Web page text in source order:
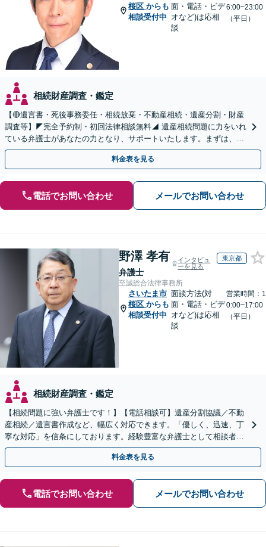
桜区 からも
相談受付中
面・電話・ビデ
オなど)は応相
談
6:00~23:00
（平日）
相続財産調査・鑑定
【🔴遺言書・死後事務委任・相続放棄・不動産相続・遺産分割・財産
調査等】◤完全予約制・初回法律相談無料◢ 遺産相続問題に力をいれ
ている弁護士があなたの力となり、サポートいたします。まずは、お
気軽にお問い合わせください。
料金表を見る
電話でお問い合わせ メールでお問い合わせ
野澤 孝有
弁護士
インタビュ
ーを見る
東京都
至誠総合法律事務所
さいたま市
桜区 からも
相談受付中
面談方法(対
面・電話・ビデ
オなど)は応相
談
営業時間：1
0:00~17:00
（平日）
相続財産調査・鑑定
【相続問題に強い弁護士です！】【電話相談可】遺産分割協議／不動
産相続／遺言書作成など、幅広く対応できます。「優しく、迅速、丁
寧な対応」を信条にしております。経験豊富な弁護士として相談者様
のため全力を尽くします。お気軽にご相談ください。
料金表を見る
電話でお問い合わせ メールでお問い合わせ